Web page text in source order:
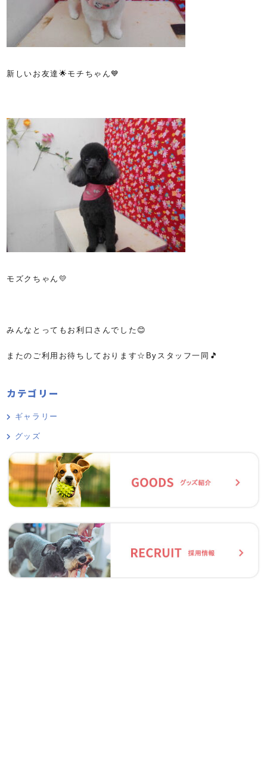
新しいお友達🌟モチちゃん💙
モズクちゃん💛
みんなとってもお利口さんでした😊
またのご利用お待ちしております☆Byスタッフ一同🎵
カテゴリー
ギャラリー
グッズ